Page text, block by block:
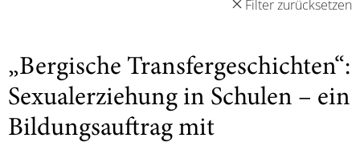
Filter zurücksetzen
„Bergische Transfergeschichten“:
Sexualerziehung in Schulen – ein
Bildungsauftrag mit